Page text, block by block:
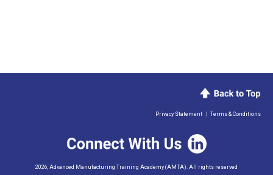
2026, Advanced Manufacturing Training Academy (AMTA). All rights reserved
Privacy Statement Terms & Conditions